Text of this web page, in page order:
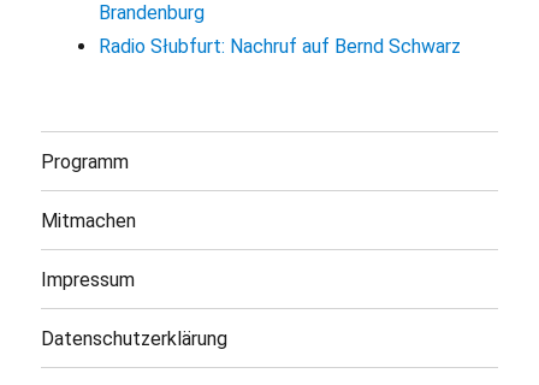
Brandenburg
Radio Słubfurt: Nachruf auf Bernd Schwarz
Programm
Mitmachen
Impressum
Datenschutzerklärung